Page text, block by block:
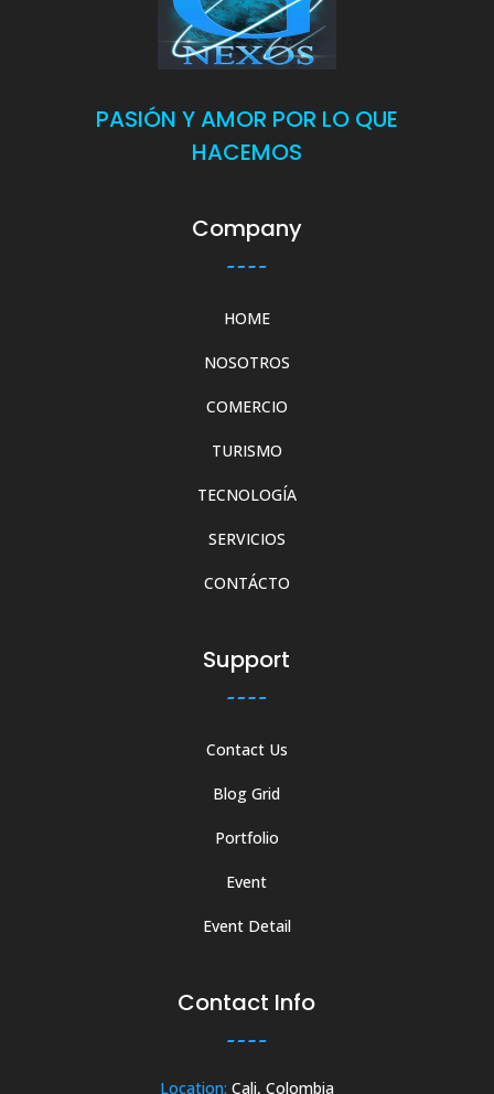
PASIÓN Y AMOR POR LO QUE
HACEMOS
Company
HOME
NOSOTROS
COMERCIO
TURISMO
TECNOLOGÍA
SERVICIOS
CONTÁCTO
Support
Contact Us
Blog Grid
Portfolio
Event
Event Detail
Contact Info
Location: Cali, Colombia